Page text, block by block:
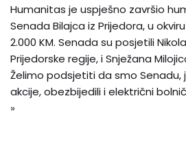
Humanitas je uspješno završio
Senada Bilajca iz Prijedora, u
2.000 KM. Senada su posjetili
Prijedorske regije, i Snježana
Želimo podsjetiti da smo Senadu,
akcije, obezbijedili i električni
»